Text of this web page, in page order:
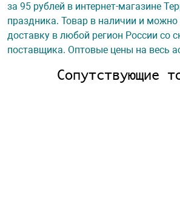
за 95 рублей в интернет-магазине
праздника. Товар в наличии и можно
доставку в любой регион России со
поставщика. Оптовые цены на весь
Сопутствующие